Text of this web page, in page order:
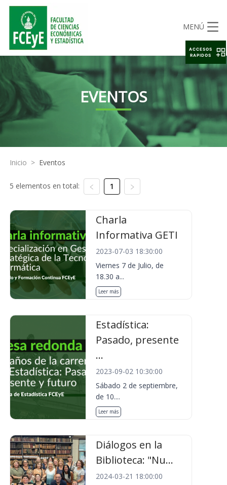
MENÚ
EVENTOS
Inicio > Eventos
5 elementos en total: 1
Charla
Informativa GETI
2023-07-03 18:30:00
Viernes 7 de Julio, de
18.30 a...
Leer más
Estadística:
Pasado, presente
...
2023-09-02 10:30:00
Sábado 2 de septiembre,
de 10....
Leer más
Diálogos en la
Biblioteca: "Nu...
2024-03-21 18:00:00
ACCESOS
RAPIDOS